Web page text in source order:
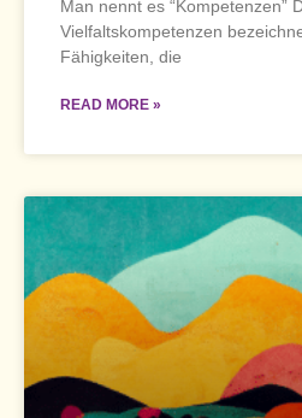
Man nennt es “Kompetenzen”
Vielfaltskompetenzen
Fähigkeiten, die
READ MORE »